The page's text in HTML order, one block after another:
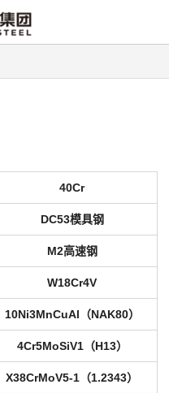
40Cr
DC53模具钢
M2高速钢
W18Cr4V
10Ni3MnCuAl（NAK80）
4Cr5MoSiV1（H13）
X38CrMoV5-1（1.2343）